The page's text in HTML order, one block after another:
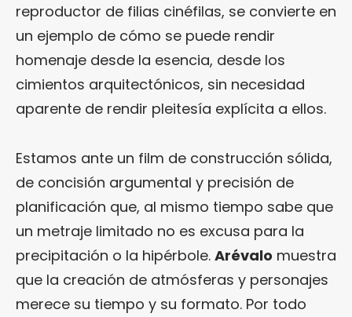
reproductor de filias cinéfilas, se convierte en
un ejemplo de cómo se puede rendir
homenaje desde la esencia, desde los
cimientos arquitectónicos, sin necesidad
aparente de rendir pleitesía explícita a ellos.
Estamos ante un film de construcción sólida,
de concisión argumental y precisión de
planificación que, al mismo tiempo sabe que
un metraje limitado no es excusa para la
precipitación o la hipérbole. Arévalo muestra
que la creación de atmósferas y personajes
merece su tiempo y su formato. Por todo